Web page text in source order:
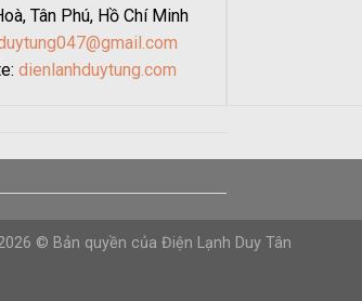
Tân Phú, Hồ Chí Minh
dienlanhduytung.com
© Bản quyền của Điện Lạnh Duy Tân